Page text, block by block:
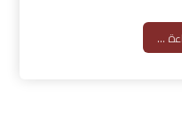
...